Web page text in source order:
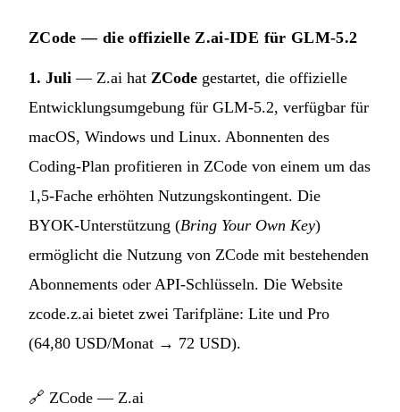
ZCode — die offizielle Z.ai-IDE für GLM-5.2
1. Juli — Z.ai hat ZCode gestartet, die offizielle
Entwicklungsumgebung für GLM-5.2, verfügbar für
macOS, Windows und Linux. Abonnenten des
Coding-Plan profitieren in ZCode von einem um das
1,5-Fache erhöhten Nutzungskontingent. Die
BYOK-Unterstützung (Bring Your Own Key)
ermöglicht die Nutzung von ZCode mit bestehenden
Abonnements oder API-Schlüsseln. Die Website
zcode.z.ai bietet zwei Tarifpläne: Lite und Pro
(64,80 USD/Monat → 72 USD).
🔗 ZCode — Z.ai